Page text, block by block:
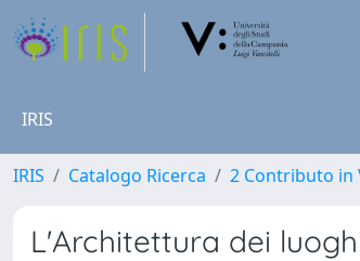
IRIS
IRIS Catalogo Ricerca 2 Contributo in
L'Architettura dei